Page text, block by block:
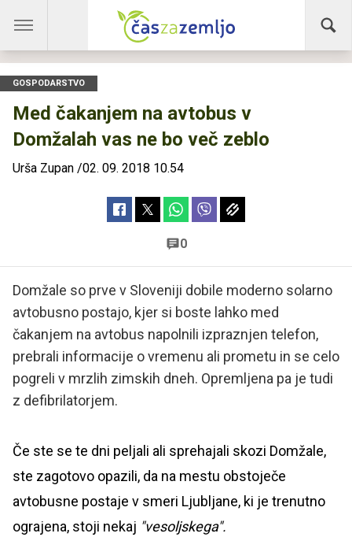
GOSPODARSTVO
Med čakanjem na avtobus v
Domžalah vas ne bo več zeblo
Urša Zupan /02. 09. 2018 10.54
0
Domžale so prve v Sloveniji dobile moderno solarno
avtobusno postajo, kjer si boste lahko med
čakanjem na avtobus napolnili izpraznjen telefon,
prebrali informacije o vremenu ali prometu in se celo
pogreli v mrzlih zimskih dneh. Opremljena pa je tudi
z defibrilatorjem.
Če ste se te dni peljali ali sprehajali skozi Domžale,
ste zagotovo opazili, da na mestu obstoječe
avtobusne postaje v smeri Ljubljane, ki je trenutno
ograjena, stoji nekaj "vesoljskega".